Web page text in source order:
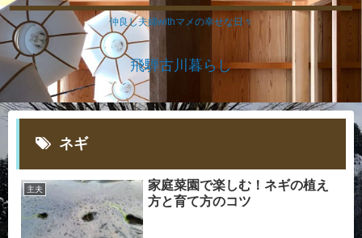
仲良し夫婦withマメの幸せな日々
飛騨古川暮らし
ネギ
主夫
家庭菜園で楽しむ！ネギの植え
方と育て方のコツ